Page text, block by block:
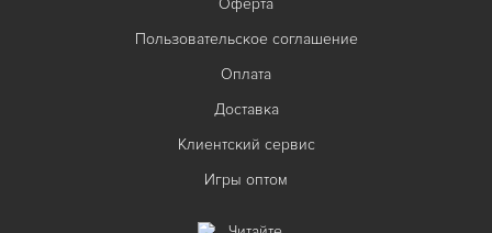
Оферта
Пользовательское соглашение
Оплата
Доставка
Клиентский сервис
Игры оптом